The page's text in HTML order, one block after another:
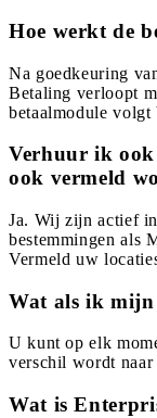
Hoe werkt de
Na goedkeuring
Betaling verloopt
betaalmodule volgt
Verhuur ik
ook vermeld
Ja. Wij zijn actief
bestemmingen als
Vermeld uw
Wat als ik mijn
U kunt op elk
verschil wordt
Wat is